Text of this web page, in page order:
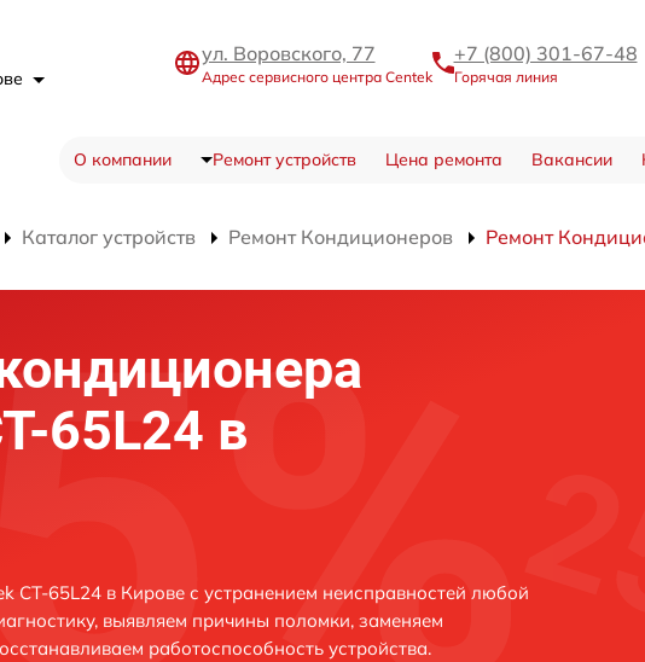
ул. Воровского, 77
Адрес сервисного центра Centek
+7 (800) 301-67-48
Горячая линия
О компании Ремонт устройств Цена ремонта Вакансии
Каталог устройств Ремонт Кондиционеров Ремонт
65L24 в
CT-65L24 в Кирове с устранением неисправностей любой
выявляем причины поломки, заменяем
работоспособность устройства.